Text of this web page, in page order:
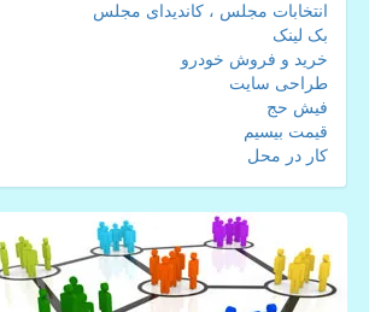
انتخابات مجلس ، کاندیدای مجلس
بک لینک
خرید و فروش خودرو
طراحی سایت
فیش حج
قیمت بیسیم
کار در محل